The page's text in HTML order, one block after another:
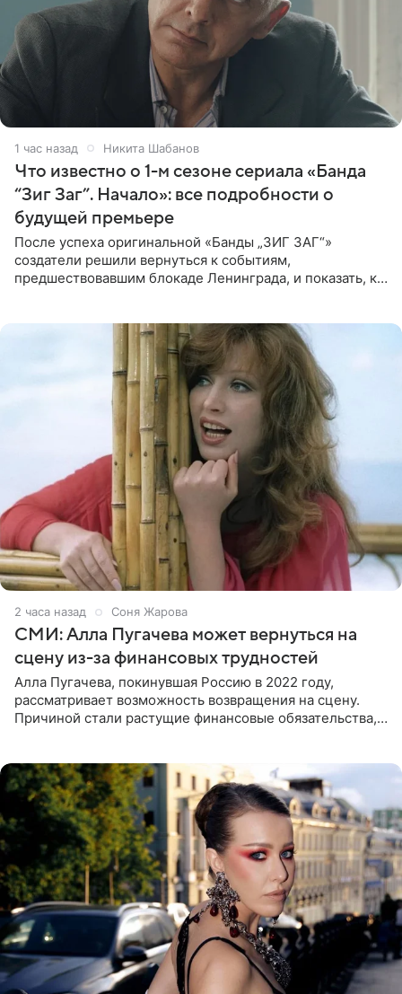
1 час назад Никита Шабанов
Что известно о 1-м сезоне сериала «Банда
“Зиг Заг”. Начало»: все подробности о
будущей премьере
После успеха оригинальной «Банды „ЗИГ ЗАГ“»
создатели решили вернуться к событиям,
предшествовавшим блокаде Ленинграда, и показать, как
2 часа назад Соня Жарова
СМИ: Алла Пугачева может вернуться на
сцену из-за финансовых трудностей
Алла Пугачева, покинувшая Россию в 2022 году,
рассматривает возможность возвращения на сцену.
Причиной стали растущие финансовые обязательства,